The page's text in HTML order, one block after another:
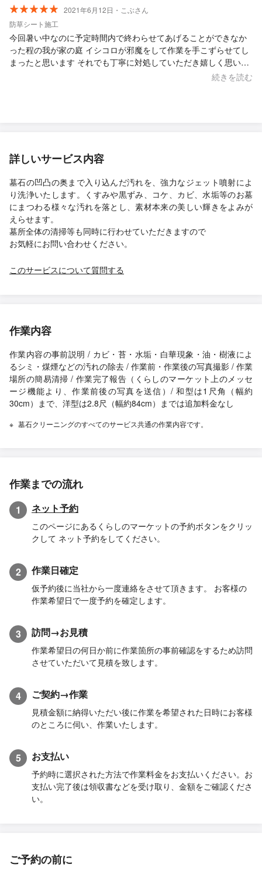
2021年6月12日・こぶさん
防草シート施工
今回暑い中なのに予定時間内で終わらせてあげることができなか
った程の我が家の庭 イシコロが邪魔をして作業を手こずらせてし
まったと思います それでも丁寧に対処していただき嬉しく思いま
続きを読む
詳しいサービス内容
墓石の凹凸の奥まで入り込んだ汚れを、強力なジェット噴射によ
り洗浄いたします。くすみや黒ずみ、コケ、カビ、水垢等のお墓
にまつわる様々な汚れを落とし、素材本来の美しい輝きをよみが
えらせます。
墓所全体の清掃等も同時に行わせていただきますので
お気軽にお問い合わせください。
このサービスについて質問する
作業内容
作業内容の事前説明 / カビ・苔・水垢・白華現象・油・樹液によ
るシミ・煤煙などの汚れの除去 / 作業前・作業後の写真撮影 / 作業
場所の簡易清掃 / 作業完了報告（くらしのマーケット上のメッセ
ージ機能より、作業前後の写真を送信）/ 和型は1尺角（幅約
30cm）まで、洋型は2.8尺（幅約84cm）までは追加料金なし
墓石クリーニングのすべてのサービス共通の作業内容です。
作業までの流れ
1 ネット予約
このページにあるくらしのマーケットの予約ボタンをクリッ
クして ネット予約をしてください。
2 作業日確定
仮予約後に当社から一度連絡をさせて頂きます。 お客様の
作業希望日で一度予約を確定します。
3 訪問→お見積
作業希望日の何日か前に作業箇所の事前確認をするため訪問
させていただいて見積を致します。
4 ご契約→作業
見積金額に納得いただい後に作業を希望された日時にお客様
のところに伺い、作業いたします。
5 お支払い
予約時に選択された方法で作業料金をお支払いください。お
支払い完了後は領収書などを受け取り、金額をご確認くださ
い。
ご予約の前に